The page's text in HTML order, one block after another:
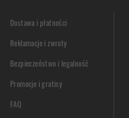
Dostawa i płatności
Reklamacje i zwroty
Bezpieczeństwo i legalność
Promocje i gratisy
FAQ